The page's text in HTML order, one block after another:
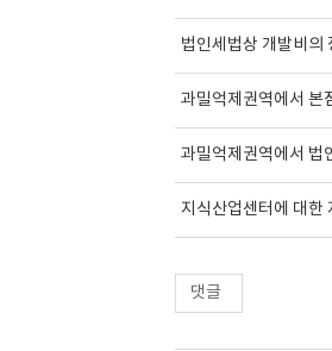
법인세법상 개발비의
과밀억제권역에서 본
과밀억제권역에서 법
지식산업센터에 대한
댓글